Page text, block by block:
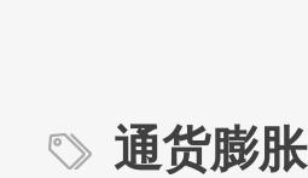
通货膨胀